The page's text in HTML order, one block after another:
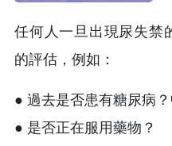
任何人一旦出現尿失禁
的評估，例如：
● 過去是否患有糖尿病？
● 是否正在服用藥物？